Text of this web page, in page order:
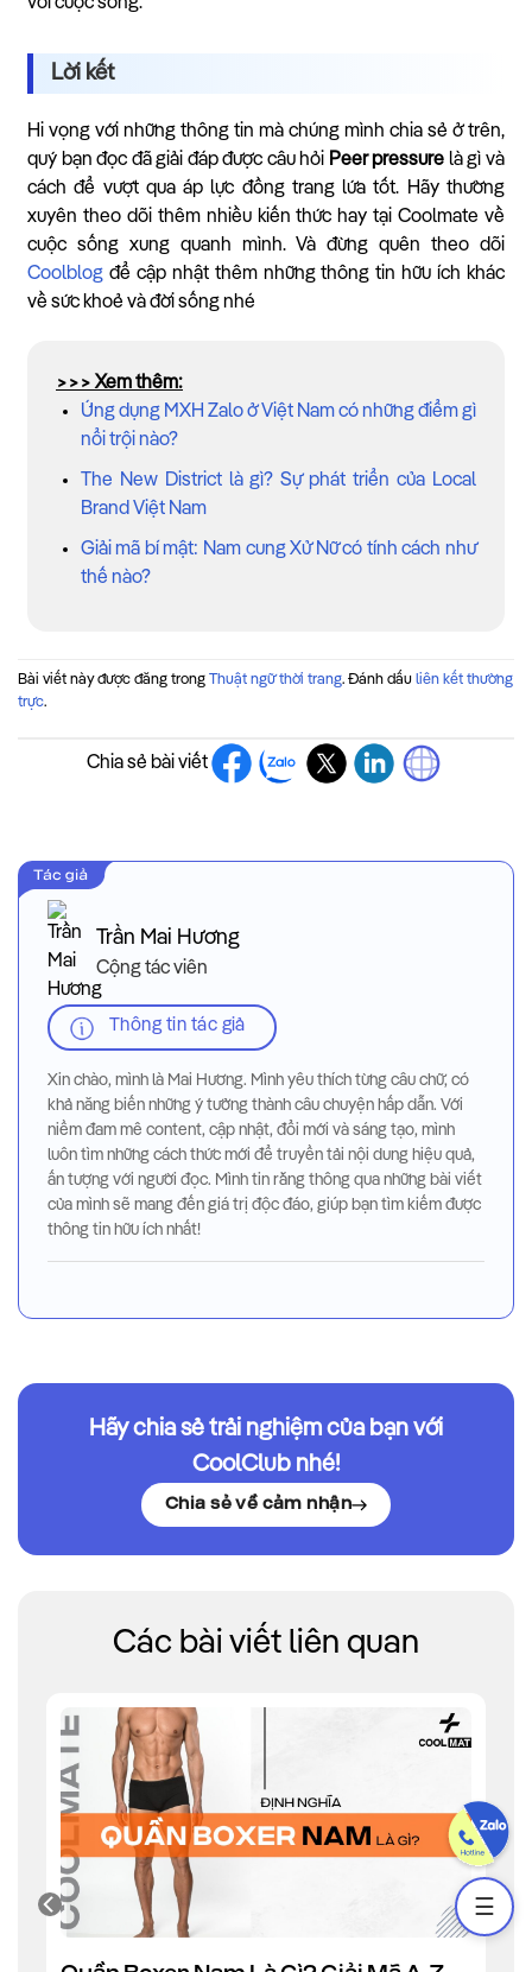
Lời kết
Hi vọng với những thông tin mà chúng mình chia sẻ ở trên,
quý bạn đọc đã giải đáp được câu hỏi Peer pressure là gì và
cách để vượt qua áp lực đồng trang lứa tốt. Hãy thường
xuyên theo dõi thêm nhiều kiến thức hay tại Coolmate về
cuộc sống xung quanh mình. Và đừng quên theo dõi
Coolblog để cập nhật thêm những thông tin hữu ích khác
về sức khoẻ và đời sống nhé
>>> Xem thêm:
Ứng dụng MXH Zalo ở Việt Nam có những điểm gì
nổi trội nào?
The New District là gì? Sự phát triển của Local
Brand Việt Nam
Giải mã bí mật: Nam cung Xử Nữ có tính cách như
thế nào?
Bài viết này được đăng trong Thuật ngữ thời trang. Đánh dấu liên kết thường
trực.
Chia sẻ bài viết
Trần Mai Hương
Cộng tác viên
Thông tin tác giả
Xin chào, mình là Mai Hương. Mình yêu thích từng câu chữ, có
khả năng biến những ý tưởng thành câu chuyện hấp dẫn. Với
niềm đam mê content, cập nhật, đổi mới và sáng tạo, mình
luôn tìm những cách thức mới để truyền tải nội dung hiệu quả,
ấn tượng với người đọc. Mình tin rằng thông qua những bài viết
của mình sẽ mang đến giá trị độc đáo, giúp bạn tìm kiếm được
thông tin hữu ích nhất!
Hãy chia sẻ trải nghiệm của bạn với
CoolClub nhé!
Chia sẻ về cảm nhận
Các bài viết liên quan
☰